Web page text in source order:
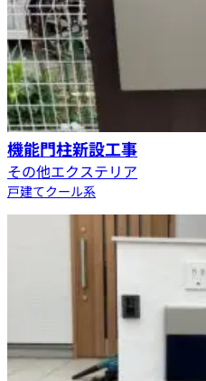
機能門柱新設工事
その他エクステリア
戸建てクール系